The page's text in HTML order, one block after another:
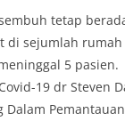
tetap
di sejumlah
5 pasien.
19 dr Steven
Pemantauan